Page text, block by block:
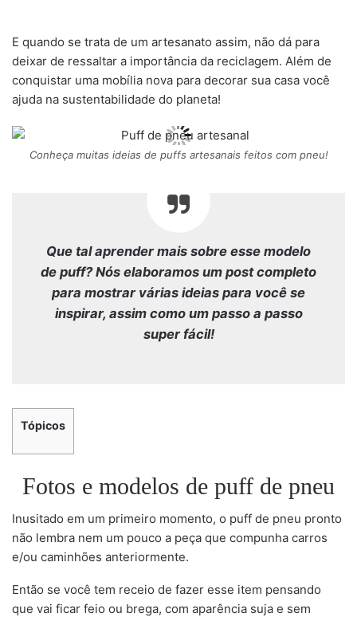
E quando se trata de um artesanato assim, não dá para
deixar de ressaltar a importância da reciclagem. Além de
conquistar uma mobília nova para decorar sua casa você
ajuda na sustentabilidade do planeta!
Conheça muitas ideias de puffs artesanais feitos com pneu!
Que tal aprender mais sobre esse modelo
de puff? Nós elaboramos um post completo
para mostrar várias ideias para você se
inspirar, assim como um passo a passo
super fácil!
Tópicos
Fotos e modelos de puff de pneu
Inusitado em um primeiro momento, o puff de pneu pronto
não lembra nem um pouco a peça que compunha carros
e/ou caminhões anteriormente.
Então se você tem receio de fazer esse item pensando
que vai ficar feio ou brega, com aparência suja e sem